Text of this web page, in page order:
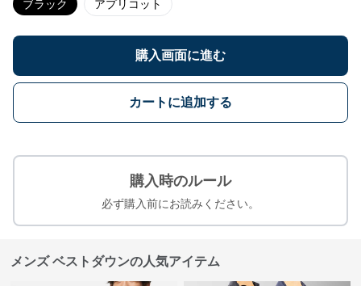
ブラック アプリコット
購入画面に進む
カートに追加する
購入時のルール
必ず購入前にお読みください。
メンズ ベストダウンの人気アイテム